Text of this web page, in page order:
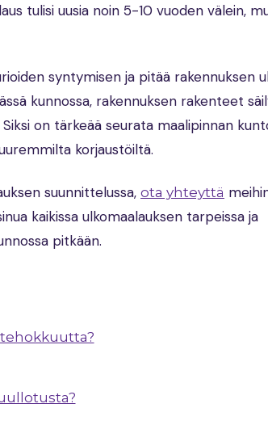
tulisi uusia noin 5-10 vuoden välein,
syntymisen ja pitää rakennuksen
kunnossa, rakennuksen rakenteet
on tärkeää seurata maalipinnan
korjaustöiltä.
suunnittelussa, ota yhteyttä
kaikissa ulkomaalauksen tarpeissa ja
pitkään.